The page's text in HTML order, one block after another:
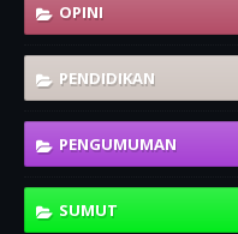
OPINI
PENDIDIKAN
PENGUMUMAN
SUMUT